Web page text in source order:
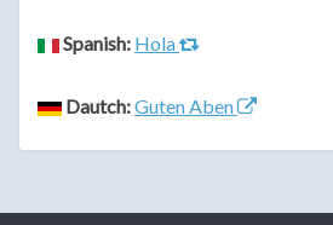
Spanish: Hola
Dautch:Guten Aben